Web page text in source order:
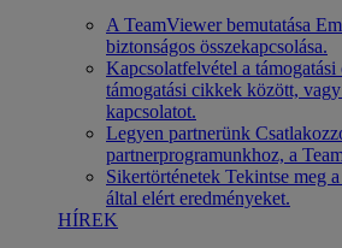
A TeamViewer bemutatása
biztonságos összekapcsolása.
Kapcsolatfelvétel a támogatási
támogatási cikkek között,
kapcsolatot.
Legyen partnerünk
partnerprogramunkhoz, a
Sikertörténetek Tekintse meg
által elért eredményeket.
HÍREK